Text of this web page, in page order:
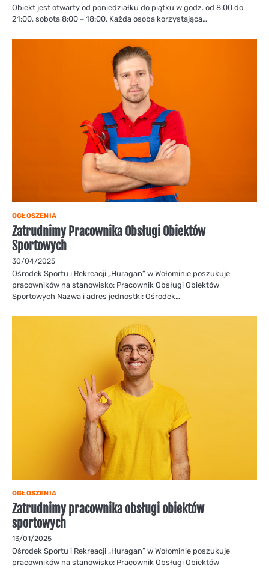
Obiekt jest otwarty od poniedziałku do piątku w godz. od 8:00 do
21:00, sobota 8:00 – 18:00. Każda osoba korzystająca…
OGŁOSZENIA
Zatrudnimy Pracownika Obsługi Obiektów
Sportowych
30/04/2025
Ośrodek Sportu i Rekreacji „Huragan” w Wołominie poszukuje
pracowników na stanowisko: Pracownik Obsługi Obiektów
Sportowych Nazwa i adres jednostki: Ośrodek…
OGŁOSZENIA
Zatrudnimy pracownika obsługi obiektów
sportowych
13/01/2025
Ośrodek Sportu i Rekreacji „Huragan” w Wołominie poszukuje
pracowników na stanowisko: Pracownik Obsługi Obiektów